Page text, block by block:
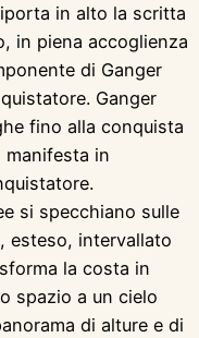
in alto la scritta
in piena accoglienza
di Ganger
Ganger
fino alla conquista
manifesta in
si specchiano sulle
esteso, intervallato
la costa in
spazio a un cielo
di alture e di